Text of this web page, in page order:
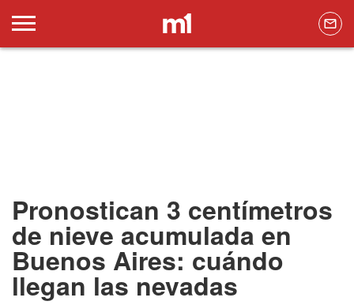
Pronostican 3 centímetros
de nieve acumulada en
Buenos Aires: cuándo
llegan las nevadas